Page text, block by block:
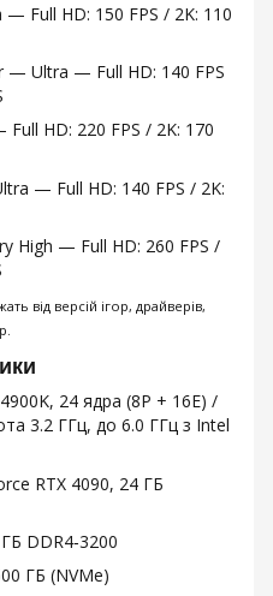
Full HD: 150 FPS / 2K: 110
— Ultra — Full HD: 140 FPS
HD: 220 FPS / 2K: 170
— Full HD: 140 FPS / 2K:
High — Full HD: 260 FPS /
від версій ігор, драйверів,
24 ядра (8P + 16E) /
3.2 ГГц, до 6.0 ГГц з Intel
RTX 4090, 24 ГБ
DDR4‑3200
ГБ (NVMe)